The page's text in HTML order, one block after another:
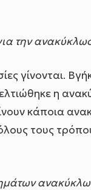
την
γίνονται.
η
κάποια
τους